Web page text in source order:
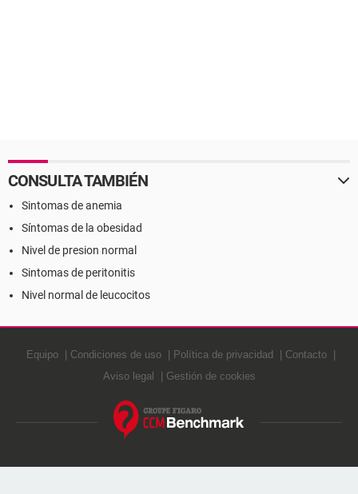
CONSULTA TAMBIÉN
Sintomas de anemia
Síntomas de la obesidad
Nivel de presion normal
Sintomas de peritonitis
Nivel normal de leucocitos
Equipo Condiciones de uso Política de privacidad
Contacto
Aviso legal
Gestión de cookies